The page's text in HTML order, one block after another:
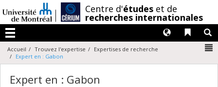
au
contenu
Centre d'études et de
recherches internationales
Menu
Liens
Langues
Accueil Trouvez l'expertise
Expertises de recherche
Expert en : Gabon
Expert en : Gabon